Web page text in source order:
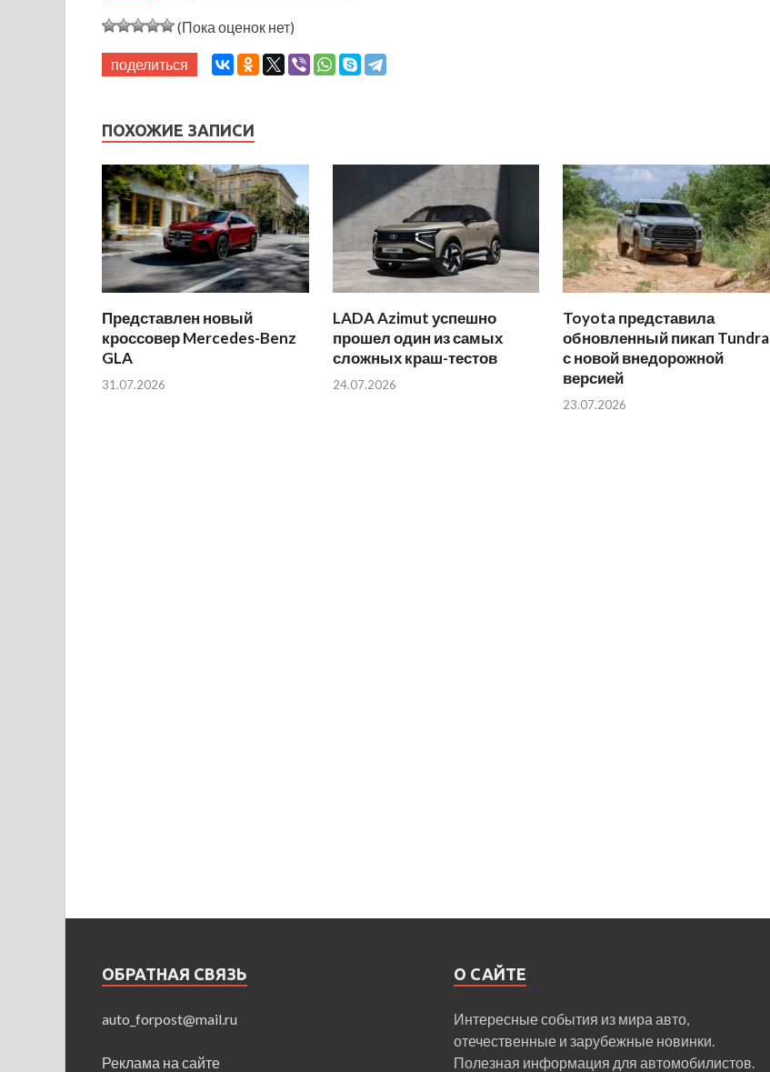
(Пока оценок нет)
поделиться
ПОХОЖИЕ ЗАПИСИ
Представлен новый
кроссовер Mercedes-Benz
GLA
31.07.2026
LADA Azimut успешно
прошел один из самых
сложных краш-тестов
24.07.2026
Toyota представила
обновленный пикап Tundra
с новой внедорожной
версией
23.07.2026
ОБРАТНАЯ СВЯЗЬ
auto_forpost@mail.ru
Реклама на сайте
О САЙТЕ
Интересные события из мира авто,
отечественные и зарубежные новинки.
Полезная информация для автомобилистов.